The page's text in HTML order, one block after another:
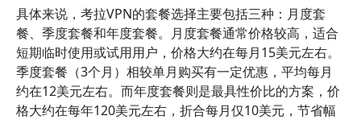
具体来说，考拉VPN的套餐选择主要包括三种：月度套
餐、季度套餐和年度套餐。月度套餐通常价格较高，适合
短期临时使用或试用用户，价格大约在每月15美元左右。
季度套餐（3个月）相较单月购买有一定优惠，平均每月
约在12美元左右。而年度套餐则是最具性价比的方案，价
格大约在每年120美元左右，折合每月仅10美元，节省幅